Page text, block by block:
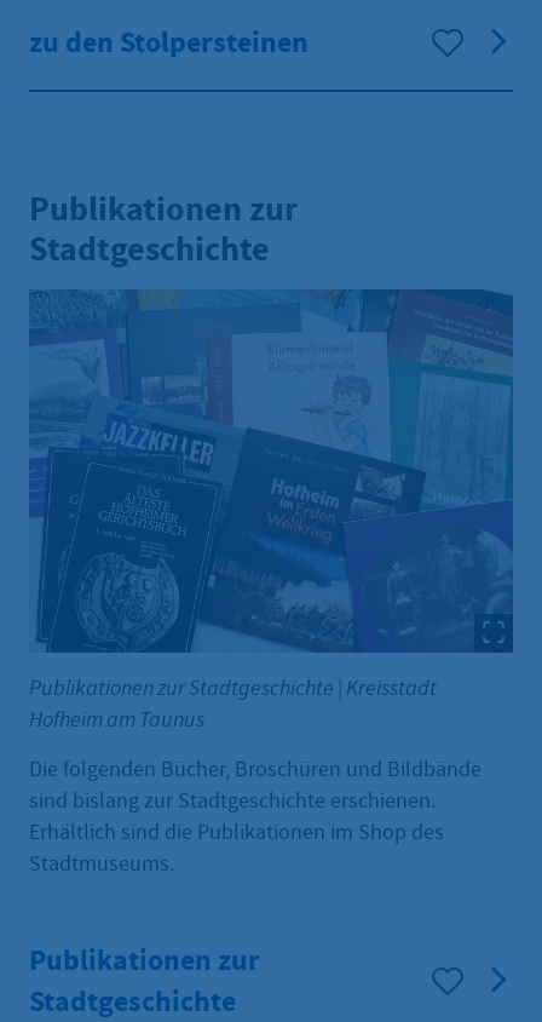
zu den Stolpersteinen
Publikationen zur
Stadtgeschichte
Publikationen zur Stadtgeschichte Kreisstadt
Hofheim am Taunus
Die folgenden Bücher, Broschüren und Bildbände
sind bislang zur Stadtgeschichte erschienen.
Erhältlich sind die Publikationen im Shop des
Stadtmuseums.
Publikationen zur
Stadtgeschichte